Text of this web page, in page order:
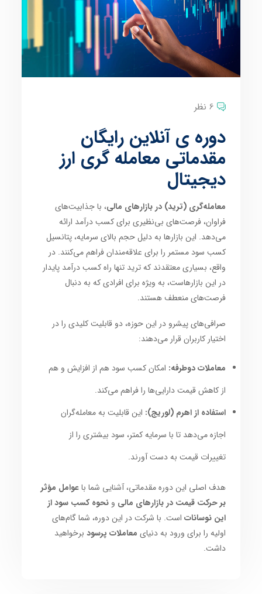
6 نظر
دوره ی آنلاین رایگان
مقدماتی معامله گری ارز
دیجیتال
معامله‌گری (ترید) در بازارهای مالی، با جذابیت‌های
فراوان، فرصت‌های بی‌نظیری برای کسب درآمد ارائه
می‌دهد. این بازارها به دلیل حجم بالای سرمایه، پتانسیل
کسب سود مستمر را برای علاقه‌مندان فراهم می‌کنند. در
واقع، بسیاری معتقدند که ترید تنها راه کسب درآمد پایدار
در این بازارهاست، به ویژه برای افرادی که به دنبال
فرصت‌های منعطف هستند.
صرافی‌های پیشرو در این حوزه، دو قابلیت کلیدی را در
اختیار کاربران قرار می‌دهند:
معاملات دوطرفه: امکان کسب سود هم از افزایش و هم
از کاهش قیمت دارایی‌ها را فراهم می‌کند.
استفاده از اهرم (لوریج): این قابلیت به معامله‌گران
اجازه می‌دهد تا با سرمایه کمتر، سود بیشتری را از
تغییرات قیمت به دست آورند.
هدف اصلی این دوره مقدماتی، آشنایی شما باعوامل مؤثر
بر حرکت قیمت در بازارهای مالی ونحوه کسب سود از
این نوسانات است. با شرکت در این دوره، شما گام‌های
اولیه را برای ورود به دنیای معاملات پرسود برخواهید
داشت.